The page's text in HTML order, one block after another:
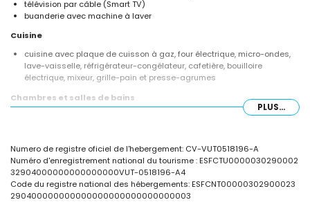
télévision par câble (Smart TV)
buanderie avec machine à laver
Cuisine
cuisine avec plaque de cuisson à gaz, four électrique, micro-ondes,
lave-vaisselle, réfrigérateur-congélateur, cafetière, bouilloire
électrique, mixeur, grille-pain et presse-agrumes
Chambres et salles de bains
salle de bains avec lavabo simple et douche
salle de bains avec lavabo simple, douche et toilette
Extérieur de la villa
terrain clos
PLUS...
Numero de registre oficiel de l'hebergement: CV-VUT0518196-A
Numéro d'enregistrement national du tourisme : ESFCTU0000030290002
32904000000000000000VUT-0518196-A4
Code du registre national des hébergements: ESFCNT00000302900023
290400000000000000000000000000003